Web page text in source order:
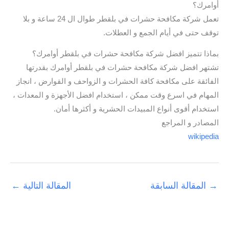
أوامرك؟
تعمل شركة مكافحة حشرات في بلقطر طوال ال 24 ساعة و بلا
توقف حتى في أيام الجمع و العطلات.
بماذا تتميز افضل شركة مكافحة حشرات في بلقطر أوامرك؟
تشتهر افضل شركة مكافحة حشرات في بلقطر أوامرك بقدرتها
الفائقة على مكافحة كافة الحشرات و الزواحف و القوارض ، انجاز
المهام في اسرع وقت ممكن ، استخدام افضل الأجهزة و المعدات ،
استخدام أقوى أنواع المبيدات الحشرية و أكثرها أمان.
المصادر و المراجع
wikipedia
→ المقالة السابقة المقالة التالية ←